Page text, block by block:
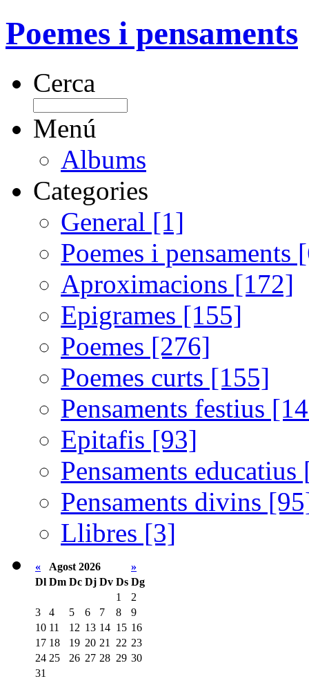
Poemes i pensaments
Cerca
Menú
Albums
Categories
General [1]
Poemes i pensaments
Aproximacions [172]
Epigrames [155]
Poemes [276]
Poemes curts [155]
Pensaments festius
Epitafis [93]
Pensaments
Pensaments divins
Llibres [3]
« Agost 2026
»
Dl Dm Dc Dj Dv Ds Dg
1
2
3
4 5 6 7 8
9
10 11 12 13 14 15 16
17 18 19 20 21 22 23
24 25 26 27 28 29 30
31